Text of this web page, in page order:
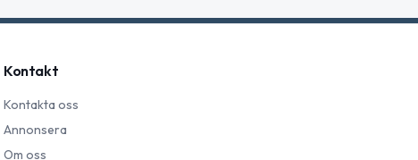
Kontakt
Kontakta oss
Annonsera
Om oss